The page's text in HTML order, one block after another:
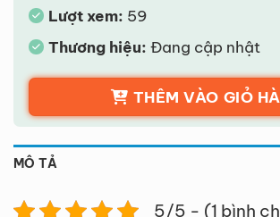
Lượt xem: 59
Thương hiệu: Đang cập nhật
THÊM VÀO GIỎ
MÔ TẢ
5/5 - (1 bình